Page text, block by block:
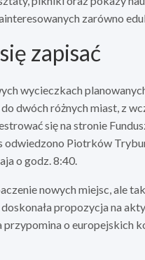
zarówno
zapisać
wycieczkach
dwóch różnych miast, z
się na stronie
Piotrków
o godz. 8:40.
nowych miejsc, ale
propozycja na
o europejskich